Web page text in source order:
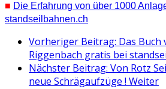
■ Die Erfahrung von über 1000
standseilbahnen.ch
Vorheriger Beitrag: Das Buch
Riggenbach gratis bei
Nächster Beitrag: Von Rotz
neue Schrägaufzüge ! Weiter